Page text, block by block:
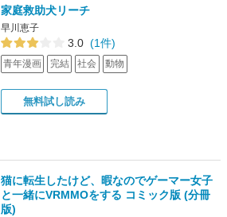
家庭救助犬リーチ
早川恵子
3.0 (1件)
青年漫画 完結 社会 動物
無料試し読み
猫に転生したけど、暇なのでゲーマー女子
と一緒にVRMMOをする コミック版 (分冊
版)